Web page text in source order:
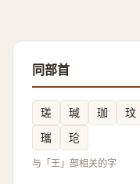
同部首
瑳 瑊 珈 玟
瓗
玱
与「王」部相关的字